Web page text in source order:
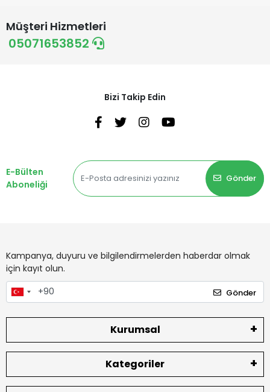
Müşteri Hizmetleri
05071653852
Bizi Takip Edin
E-Bülten
Aboneliği
Gönder
Kampanya, duyuru ve bilgilendirmelerden haberdar olmak
için kayıt olun.
Gönder
Kurumsal
Kategoriler